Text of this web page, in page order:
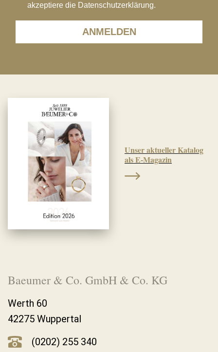
ANMELDEN
akzeptiere die Datenschutzerklärung.
Unser aktueller Katalog
als E-Magazin
Baeumer & Co. GmbH & Co. KG
Werth 60
42275 Wuppertal
(0202) 255 340